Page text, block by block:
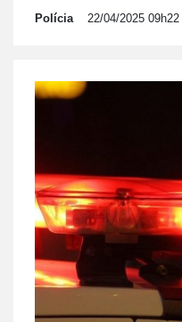
Polícia 22/04/2025 09h22